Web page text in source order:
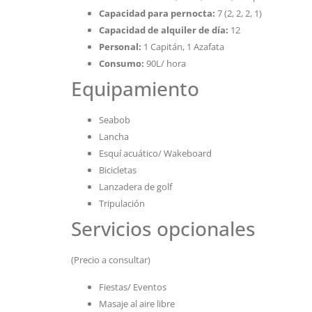
Capacidad para pernocta: 7 (2, 2, 2, 1)
Capacidad de alquiler de día: 12
Personal: 1 Capitán, 1 Azafata
Consumo: 90L/ hora
Equipamiento
Seabob
Lancha
Esquí acuático/ Wakeboard
Bicicletas
Lanzadera de golf
Tripulación
Servicios opcionales
(Precio a consultar)
Fiestas/ Eventos
Masaje al aire libre